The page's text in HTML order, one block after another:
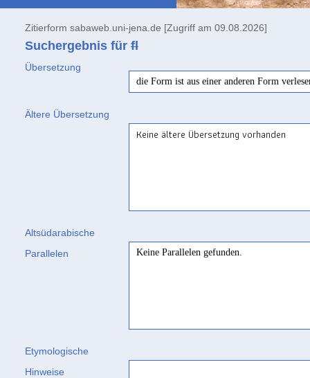
Zitierform sabaweb.uni-jena.de [Zugriff am 09.08.2026]
Suchergebnis für fl
Übersetzung
die Form ist aus einer anderen Form
Ältere Übersetzung
Keine ältere Übersetzung vorhanden
Altsüdarabische
Parallelen
Keine Parallelen gefunden.
Etymologische
Hinweise